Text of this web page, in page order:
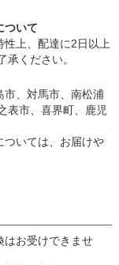
ついて
上、配達に2日以上
承ください。
市、対馬市、南松浦
表市、喜界町、鹿児
ついては、お届けや
はお受けできませ